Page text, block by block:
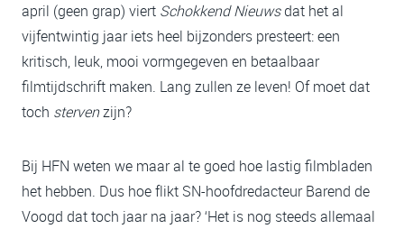
april (geen grap) viert Schokkend Nieuwsdat het al
vijfentwintig jaar iets heel bijzonders presteert: een
kritisch, leuk, mooi vormgegeven en betaalbaar
filmtijdschrift maken. Lang zullen ze leven! Of moet dat
toch stervenzijn?
Bij HFN weten we maar al te goed hoe lastig filmbladen
het hebben. Dus hoe flikt SN-hoofdredacteur Barend de
Voogd dat toch jaar na jaar? ‘Het is nog steeds allemaal